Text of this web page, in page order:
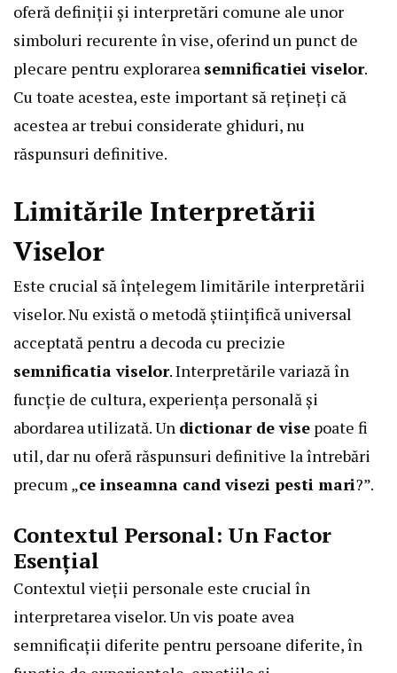
oferă definiții și interpretări comune ale unor
simboluri recurente în vise, oferind un punct de
plecare pentru explorarea semnificatiei viselor.
Cu toate acestea, este important să rețineți că
acestea ar trebui considerate ghiduri, nu
răspunsuri definitive.
Limitările Interpretării
Viselor
Este crucial să înțelegem limitările interpretării
viselor. Nu există o metodă științifică universal
acceptată pentru a decoda cu precizie
semnificatia viselor. Interpretările variază în
funcție de cultura, experiența personală și
abordarea utilizată. Un dictionar de vise poate fi
util, dar nu oferă răspunsuri definitive la întrebări
precum „ce inseamna cand visezi pesti mari?”.
Contextul Personal: Un Factor
Esențial
Contextul vieții personale este crucial în
interpretarea viselor. Un vis poate avea
semnificații diferite pentru persoane diferite, în